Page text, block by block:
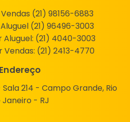
(21) 98156-6883
(21) 96496-3003
(21) 4040-3003
Vendas: (21) 2413-4770
Endereço
214 - Campo Grande, Rio
Janeiro - RJ